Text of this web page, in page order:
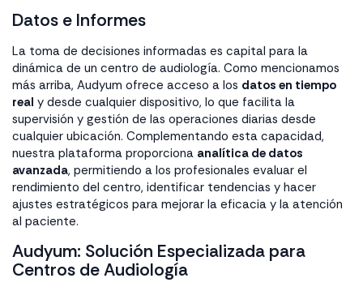
Datos e Informes
La toma de decisiones informadas es capital para la
dinámica de un centro de audiología. Como mencionamos
más arriba, Audyum ofrece acceso a los datos en tiempo
real y desde cualquier dispositivo, lo que facilita la
supervisión y gestión de las operaciones diarias desde
cualquier ubicación. Complementando esta capacidad,
nuestra plataforma proporciona analítica de datos
avanzada, permitiendo a los profesionales evaluar el
rendimiento del centro, identificar tendencias y hacer
ajustes estratégicos para mejorar la eficacia y la atención
al paciente.
Audyum: Solución Especializada para
Centros de Audiología